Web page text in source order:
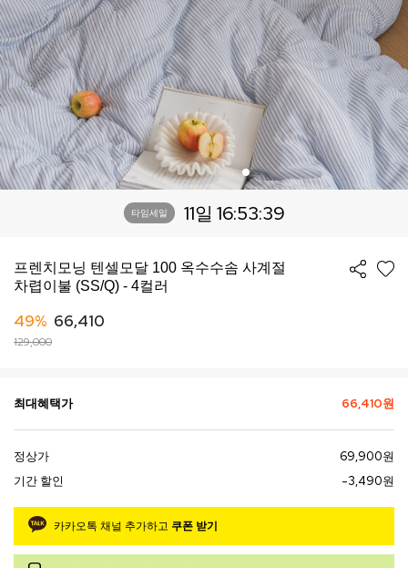
타임세일 11일 16:53:35
프렌치모닝 텐셀모달 100 옥수수솜 사계절
차렵이불 (SS/Q) - 4컬러
49% 66,410
129,000
최대혜택가 66,410원
정상가
69,900원
기간 할인
-3,490원
카카오톡 채널 추가하고 쿠폰 받기